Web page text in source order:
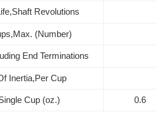
Revolutions
(Number)
End Terminations
Inertia,Per Cup
Cup (oz.) 0.6